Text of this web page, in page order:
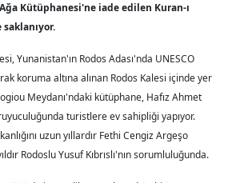
Kütüphanesi'ne iade edilen Kuran-ı
Yunanistan'ın Rodos Adası'nda UNESCO
koruma altına alınan Rodos Kalesi içinde yer
Meydanı'ndaki kütüphane, Hafız Ahmet
turistlere ev sahipliği yapıyor.
uzun yıllardır Fethi Cengiz Argeşo
Rodoslu Yusuf Kıbrıslı'nın sorumluluğunda.